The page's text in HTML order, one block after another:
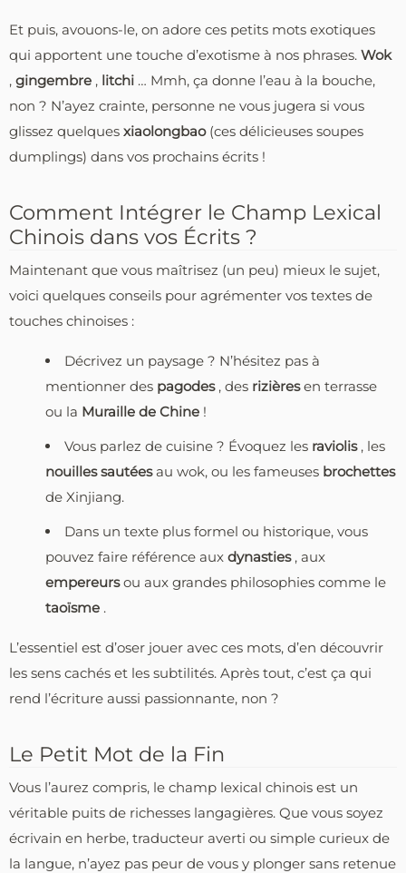
Et puis, avouons-le, on adore ces petits mots exotiques
qui apportent une touche d’exotisme à nos phrases. Wok
, gingembre , litchi … Mmh, ça donne l’eau à la bouche,
non ? N’ayez crainte, personne ne vous jugera si vous
glissez quelques xiaolongbao (ces délicieuses soupes
dumplings) dans vos prochains écrits !
Comment Intégrer le Champ Lexical
Chinois dans vos Écrits ?
Maintenant que vous maîtrisez (un peu) mieux le sujet,
voici quelques conseils pour agrémenter vos textes de
touches chinoises :
Décrivez un paysage ? N’hésitez pas à
mentionner des pagodes , des rizièresen terrasse
ou la Muraille de Chine !
Vous parlez de cuisine ? Évoquez les raviolis , les
nouilles sautéesau wok, ou les fameuses brochettes
de Xinjiang.
Dans un texte plus formel ou historique, vous
pouvez faire référence aux dynasties , aux
empereursou aux grandes philosophies comme le
taoïsme .
L’essentiel est d’oser jouer avec ces mots, d’en découvrir
les sens cachés et les subtilités. Après tout, c’est ça qui
rend l’écriture aussi passionnante, non ?
Le Petit Mot de la Fin
Vous l’aurez compris, le champ lexical chinois est un
véritable puits de richesses langagières. Que vous soyez
écrivain en herbe, traducteur averti ou simple curieux de
la langue, n’ayez pas peur de vous y plonger sans retenue